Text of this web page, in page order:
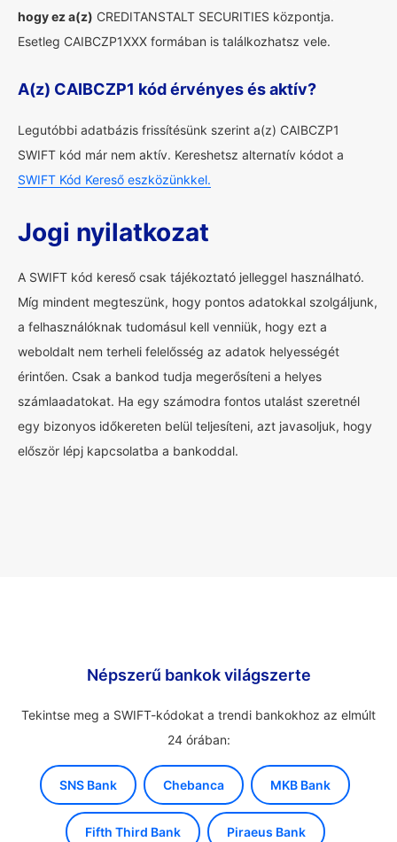
hogy ez a(z) CREDITANSTALT SECURITIES központja.
Esetleg CAIBCZP1XXX formában is találkozhatsz vele.
A(z) CAIBCZP1 kód érvényes és aktív?
Legutóbbi adatbázis frissítésünk szerint a(z) CAIBCZP1
SWIFT kód már nem aktív. Kereshetsz alternatív kódot a
SWIFT Kód Kereső eszközünkkel.
Jogi nyilatkozat
A SWIFT kód kereső csak tájékoztató jelleggel használható.
Míg mindent megteszünk, hogy pontos adatokkal szolgáljunk,
a felhasználóknak tudomásul kell venniük, hogy ezt a
weboldalt nem terheli felelősség az adatok helyességét
érintően. Csak a bankod tudja megerősíteni a helyes
számlaadatokat. Ha egy számodra fontos utalást szeretnél
egy bizonyos időkereten belül teljesíteni, azt javasoljuk, hogy
először lépj kapcsolatba a bankoddal.
Népszerű bankok világszerte
Tekintse meg a SWIFT-kódokat a trendi bankokhoz az elmúlt
24 órában:
SNS Bank Chebanca MKB Bank
Fifth Third Bank Piraeus Bank